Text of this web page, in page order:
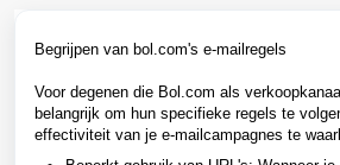
Begrijpen van bol.com's e-mailregels
Voor degenen die Bol.com als
belangrijk om hun specifieke regels te
effectiviteit van je e-mailcampagnes te